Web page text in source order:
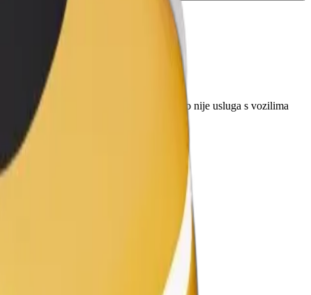
kolica moraju biti sklopljena (ovo nije usluga s vozilima